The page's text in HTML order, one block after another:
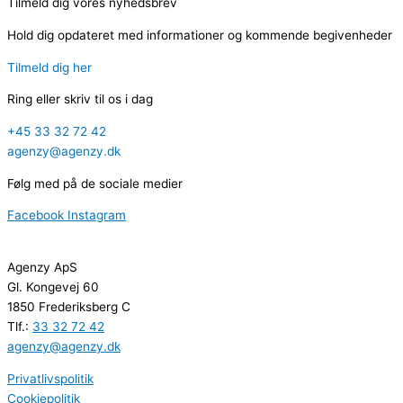
Tilmeld dig vores nyhedsbrev
Hold dig opdateret med informationer og kommende begivenheder
Tilmeld dig her
Ring eller skriv til os i dag
+45 33 32 72 42
agenzy@agenzy.dk
Følg med på de sociale medier
Facebook Instagram
Agenzy ApS
Gl. Kongevej 60
1850 Frederiksberg C
Tlf.: 33 32 72 42
agenzy@agenzy.dk
Privatlivspolitik
Cookiepolitik